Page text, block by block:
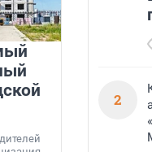
«Город
«Лучшая
в
2